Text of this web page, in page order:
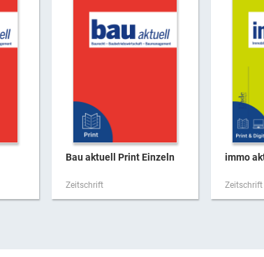
Bau aktuell Print Einzeln
Zeitschrift
immo
Zeitschrift